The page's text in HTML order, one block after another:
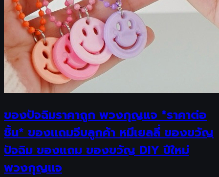
ของปัจฉิมราคาถูก พวงกุญแจ *ราคาต่อ
ชิ้น* ของแถมจีบลูกค้า หมีเยลลี่ ของขวัญ
ปัจฉิม ของแถม ของขวัญ DIY ปีใหม่
พวงกุญแจ